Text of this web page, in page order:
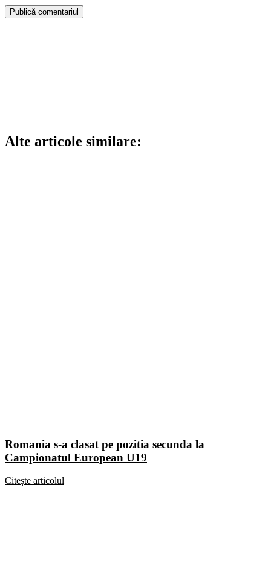
Alte articole similare:
Romania s-a clasat pe pozitia secunda la
Campionatul European U19
Citește articolul